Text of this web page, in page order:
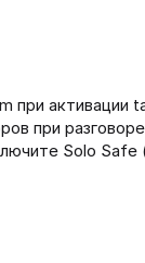
при активации
при
Solo Safe